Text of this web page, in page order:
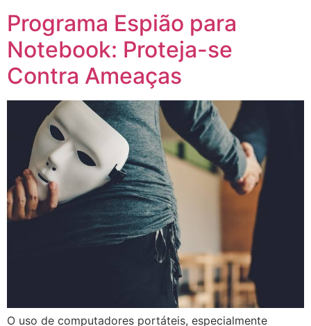
Programa Espião para
Notebook: Proteja-se
Contra Ameaças
O uso de computadores portáteis, especialmente